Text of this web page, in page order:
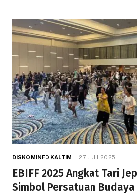
DISKOMINFO KALTIM 27 JULI 2025
EBIFF 2025 Angkat Tari
Simbol Persatuan